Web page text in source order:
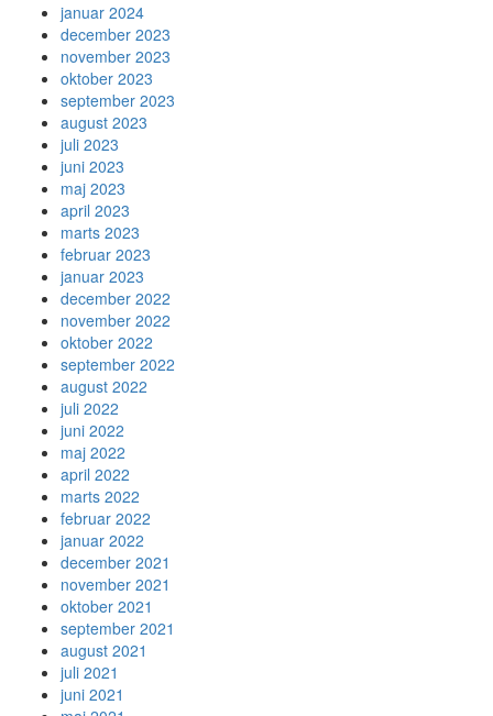
januar 2024
december 2023
november 2023
oktober 2023
september 2023
august 2023
juli 2023
juni 2023
maj 2023
april 2023
marts 2023
februar 2023
januar 2023
december 2022
november 2022
oktober 2022
september 2022
august 2022
juli 2022
juni 2022
maj 2022
april 2022
marts 2022
februar 2022
januar 2022
december 2021
november 2021
oktober 2021
september 2021
august 2021
juli 2021
juni 2021